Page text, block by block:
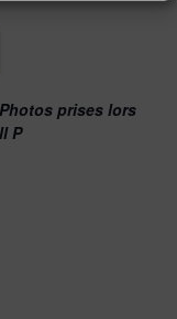
prises lors
P